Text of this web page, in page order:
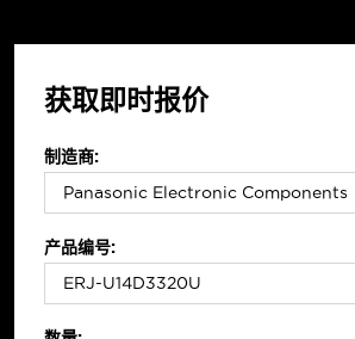
获取即时报价
制造商:
产品编号: